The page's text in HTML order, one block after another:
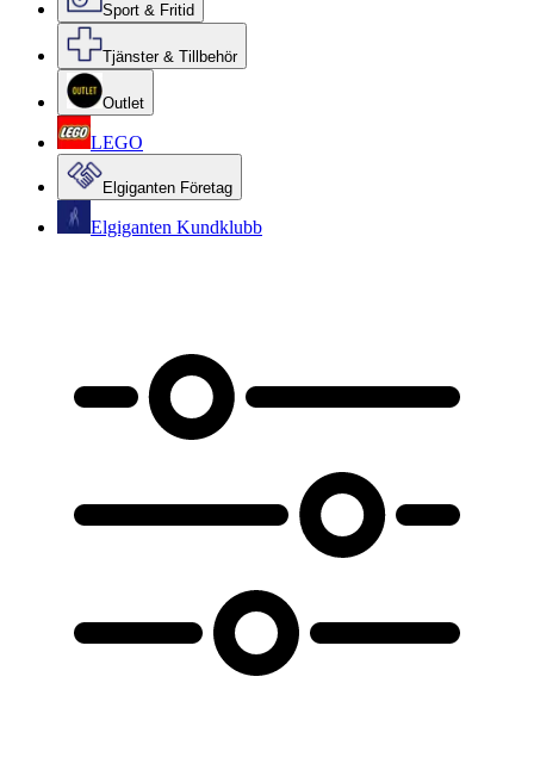
Sport & Fritid
Tjänster & Tillbehör
Outlet
LEGO
Elgiganten Företag
Elgiganten Kundklubb